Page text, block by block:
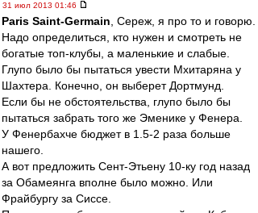
31 июл 2013 01:46
Paris Saint-Germain , Сереж, я про то и говорю.
Надо определиться, кто нужен и смотреть не
богатые топ-клубы, а маленькие и слабые.
Глупо было бы пытаться увести Мхитаряна у
Шахтера. Конечно, он выберет Дортмунд.
Если бы не обстоятельства, глупо было бы
пытаться забрать того же Эменике у Фенера.
У Фенербахче бюджет в 1.5-2 раза больше
нашего.
А вот предложить Сент-Этьену 10-ку год назад
за Обамеянга вполне было можно. Или
Фрайбургу за Сиссе.